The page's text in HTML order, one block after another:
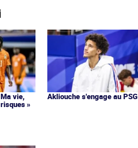
vie,
»
Akliouche s'engage au PSG